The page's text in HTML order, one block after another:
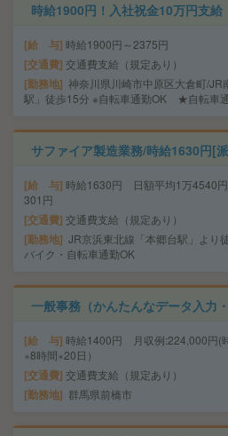
時給1900円！入社祝金10万円支給
給 与 時給1900円～2375円
交通費 交通費支給（規定あり）
勤務地 神奈川県川崎市中原区大倉町/JR
駅」徒歩15分 ※自転車通勤OK ★自転車
サファイア製造業務/時給1630円[
給 与 時給1630円 日額平均1万4540
301円
交通費 交通費支給（規定あり）
勤務地 JR京浜東北線「本郷台駅」よ
バイク・自転車通勤OK
一般事務（かんたんなデータ入力
給 与 時給1400円 月収例:224,000円(
×8時間×20日）
交通費 交通費支給（規定あり）
勤務地 群馬県前橋市